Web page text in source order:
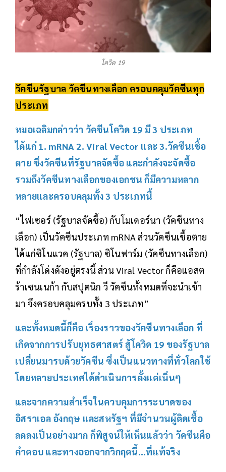
โควิด 19
วัคซีนรัฐบาล วัคซีนทางเลือก ครอบคลุมวัคซีนทุก
ประเภท
หมอเฉลิมกล่าวว่า วัคซีนโควิด 19 มี 3 ประเภท
ได้แก่ 1. mRNA 2. Viral Vector และ 3.วัคซีนเชื้อ
ตาย ซึ่งวัคซีนที่รัฐบาลจัดซื้อ และกำลังจะจัดซื้อ
รวมถึงวัคซีนทางเลือกของเอกชน ก็มีความหลาก
หลายและครอบคลุมทั้ง 3 ประเภทนี้
“ไฟเซอร์ (รัฐบาลจัดซื้อ) กับโมเดอร์นา (วัคซีนทาง
เลือก) เป็นวัคซีนประเภท mRNA ส่วนวัคซีนเชื้อตาย
ได้แก่ซิโนแวค (รัฐบาล) ซิโนฟาร์ม (วัคซีนทางเลือก)
ที่กำลังโด่งดังอยู่ตรงนี้ ส่วน Viral Vector ก็คือแอสต
ร้าเซนเนก้า กับสปุตนิก วี วัคซีนทั้งหมดที่จะนำเข้า
มา จึงครอบคลุมครบทั้ง 3 ประเภท”
และทั้งหมดนี้ก็คือ เรื่องราวของวัคซีนทางเลือก ที่
เกิดจากการปรับยุทธศาสตร์ สู้โควิด 19 ของรัฐบาล
เปลี่ยนมารบด้วยวัคซีน ซึ่งเป็นแนวทางที่ทั่วโลกใช้
โดยหลายประเทศได้ดำเนินการตั้งแต่เนิ่นๆ
และจากความสำเร็จในควบคุมการระบาดของ
อิสราเอล อังกฤษ และสหรัฐฯ ที่มีจำนวนผู้ติดเชื้อ
ลดลงเป็นอย่างมาก ก็พิสูจน์ให้เห็นแล้วว่า วัคซีนคือ
คำตอบ และทางออกจากวิกฤตนี้...ที่แท้จริง